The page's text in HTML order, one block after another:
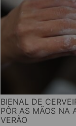
BIENAL DE
PÔR AS MÃOS NA
VERÃO